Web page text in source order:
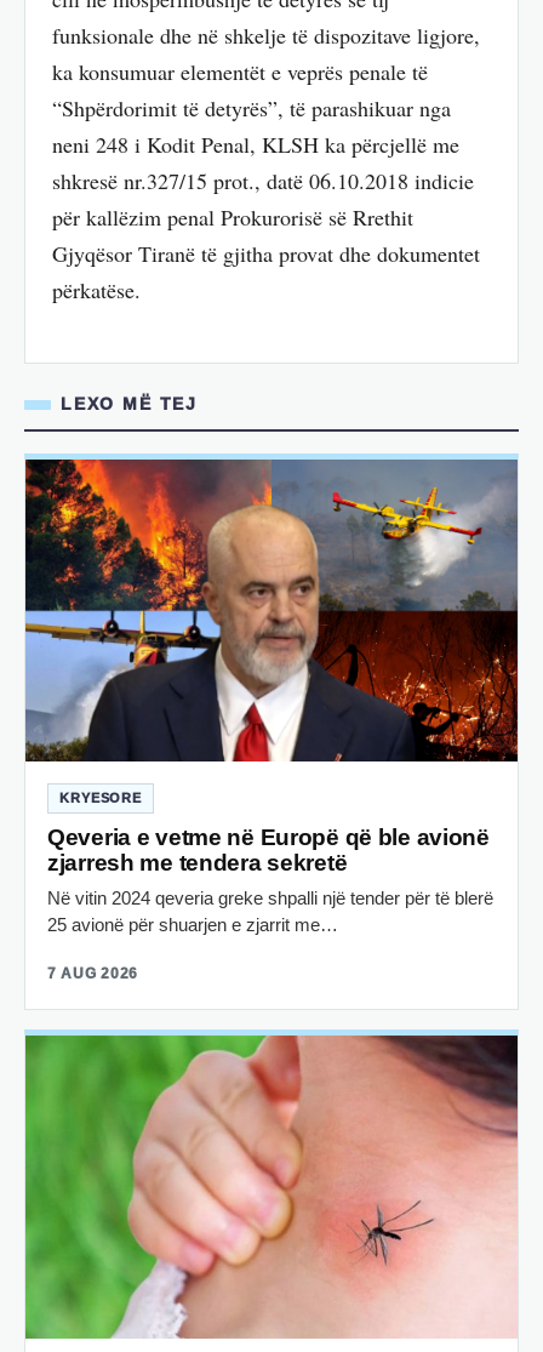
funksionale dhe në shkelje të dispozitave ligjore,
ka konsumuar elementët e veprës penale të
“Shpërdorimit të detyrës”, të parashikuar nga
neni 248 i Kodit Penal, KLSH ka përcjellë me
shkresë nr.327/15 prot., datë 06.10.2018 indicie
për kallëzim penal Prokurorisë së Rrethit
Gjyqësor Tiranë të gjitha provat dhe dokumentet
përkatëse.
LEXO MË TEJ
KRYESORE
Qeveria e vetme në Europë që ble avionë
zjarresh me tendera sekretë
Në vitin 2024 qeveria greke shpalli një tender për të blerë
25 avionë për shuarjen e zjarrit me…
7 AUG 2026